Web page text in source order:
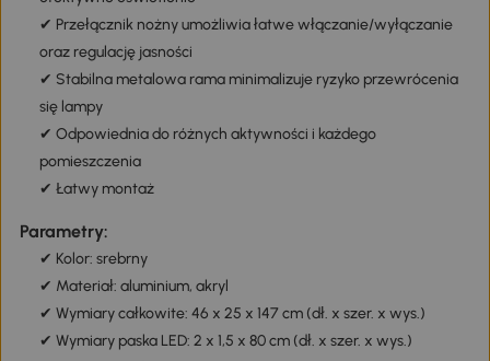
✔ Przełącznik nożny umożliwia łatwe włączanie/wyłączanie
oraz regulację jasności
✔ Stabilna metalowa rama minimalizuje ryzyko przewrócenia
się lampy
✔ Odpowiednia do różnych aktywności i każdego
pomieszczenia
✔ Łatwy montaż
Parametry:
✔ Kolor: srebrny
✔ Materiał: aluminium, akryl
✔ Wymiary całkowite: 46 x 25 x 147 cm (dł. x szer. x wys.)
✔ Wymiary paska LED: 2 x 1,5 x 80 cm (dł. x szer. x wys.)